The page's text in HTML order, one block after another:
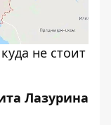
не стоит
Лазурина